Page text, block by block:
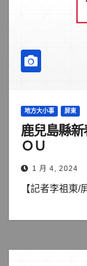
地方大小事 屏東
鹿兒島縣
ＯＵ
1 月 4, 2024
【記者李祖東/